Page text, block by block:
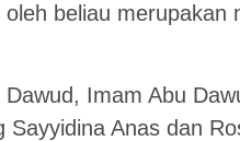
beliau merupakan
Imam Abu
Anas dan